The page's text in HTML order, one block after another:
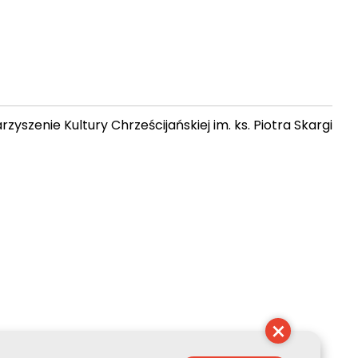
Kultury Chrześcijańskiej im. ks. Piotra Skargi
×